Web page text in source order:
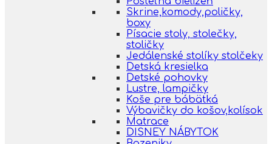
Skrine,komody,poličky,
boxy
Písacie stoly, stolečky,
stoličky
Jedálenské stolíky stolčeky
Detská kresielka
Detské pohovky
Lustre, lampičky
Koše pre bábätká
Výbavičky do košov,kolísok
Matrace
DISNEY NÁBYTOK